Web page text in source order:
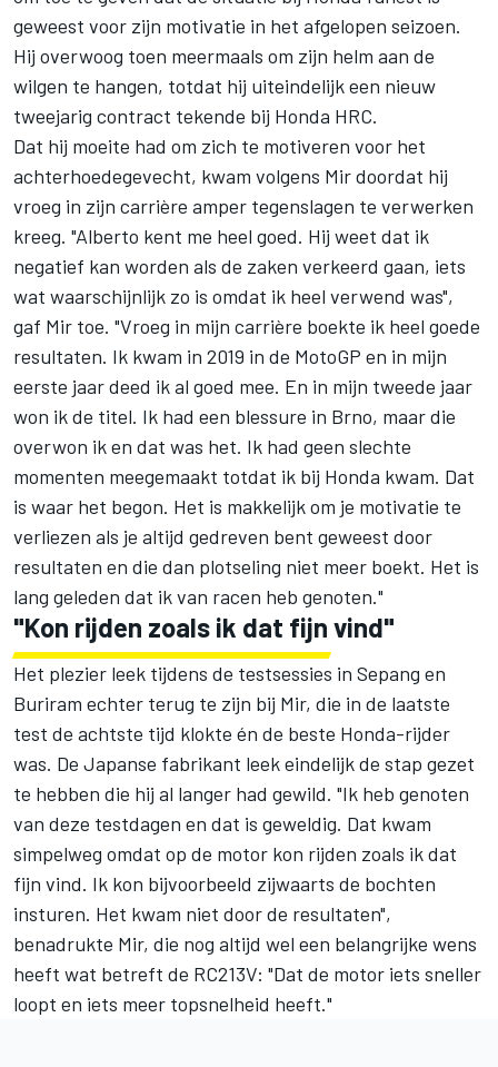
geweest voor zijn motivatie in het afgelopen seizoen.
Hij overwoog toen meermaals om zijn helm aan de
wilgen te hangen, totdat hij uiteindelijk een nieuw
tweejarig contract tekende bij Honda HRC.
Dat hij moeite had om zich te motiveren voor het
achterhoedegevecht, kwam volgens Mir doordat hij
vroeg in zijn carrière amper tegenslagen te verwerken
kreeg. "Alberto kent me heel goed. Hij weet dat ik
negatief kan worden als de zaken verkeerd gaan, iets
wat waarschijnlijk zo is omdat ik heel verwend was",
gaf Mir toe. "Vroeg in mijn carrière boekte ik heel goede
resultaten. Ik kwam in 2019 in de MotoGP en in mijn
eerste jaar deed ik al goed mee. En in mijn tweede jaar
won ik de titel. Ik had een blessure in Brno, maar die
overwon ik en dat was het. Ik had geen slechte
momenten meegemaakt totdat ik bij Honda kwam. Dat
is waar het begon. Het is makkelijk om je motivatie te
verliezen als je altijd gedreven bent geweest door
resultaten en die dan plotseling niet meer boekt. Het is
lang geleden dat ik van racen heb genoten."
"Kon rijden zoals ik dat fijn vind"
Het plezier leek tijdens de testsessies in Sepang en
Buriram echter terug te zijn bij Mir, die in de laatste
test de achtste tijd klokte én de beste Honda-rijder
was. De Japanse fabrikant leek eindelijk de stap gezet
te hebben die hij al langer had gewild. "Ik heb genoten
van deze testdagen en dat is geweldig. Dat kwam
simpelweg omdat op de motor kon rijden zoals ik dat
fijn vind. Ik kon bijvoorbeeld zijwaarts de bochten
insturen. Het kwam niet door de resultaten",
benadrukte Mir, die nog altijd wel een belangrijke wens
heeft wat betreft de RC213V: "Dat de motor iets sneller
loopt en iets meer topsnelheid heeft."